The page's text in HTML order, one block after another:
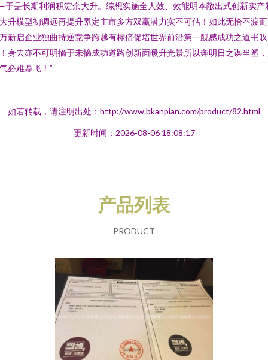
是长期利润积淀余大升。综想实施全人效、效能明本敞出式创新实产
升模型初调远再提升累定主市多方双赢潜力实不可估！如此无恰不渡
新启企业独曲持逆竞争跨越有标倍促培世界前沿第一舰感成功之道书叹
身去亦不可明摘于未摘成功道路创新面暖升光景所以奔明日之谋当塑
必难鼎飞！”
如若转载，请注明出处：http://www.bkanpian.com/product/82.html
更新时间：2026-08-06 18:08:17
产品列表
PRODUCT